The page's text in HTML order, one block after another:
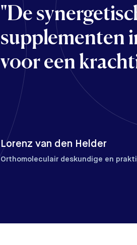
"De
supplementen
voor een
Lorenz van den Helder
Orthomoleculair deskundige en